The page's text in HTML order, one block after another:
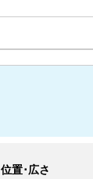
位置･広さ